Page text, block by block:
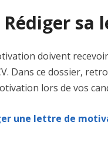
Rédiger
doivent
Dans ce dossier,
lors de vos
une lettre de